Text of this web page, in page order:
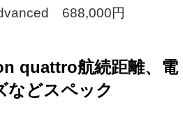
688,000円
quattro航続距離、電
などスペック